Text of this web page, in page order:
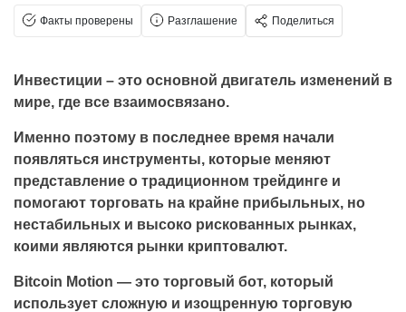
Факты проверены Разглашение Поделиться
Инвестиции – это основной двигатель изменений в
мире, где все взаимосвязано.
Именно поэтому в последнее время начали
появляться инструменты, которые меняют
представление о традиционном трейдинге и
помогают торговать на крайне прибыльных, но
нестабильных и высоко рискованных рынках,
коими являются рынки криптовалют.
Bitcoin Motion — это торговый бот, который
использует сложную и изощренную торговую